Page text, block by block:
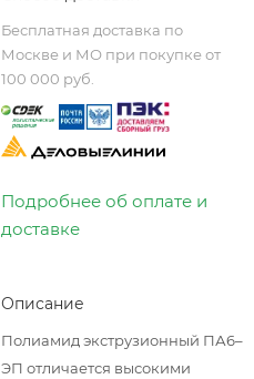
Бесплатная доставка по
Москве и МО при покупке от
100 000 руб.
Подробнее об оплате и
доставке
Описание
Полиамид экструзионный ПА6–
ЭП отличается высокими